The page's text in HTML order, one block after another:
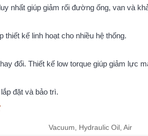
nhất giúp giảm rối đường ống, van và
kế linh hoạt cho nhiều hệ thống.
đổi. Thiết kế low torque giúp giảm lực
đặt và bảo trì.
Vacuum, Hydraulic Oil, Air